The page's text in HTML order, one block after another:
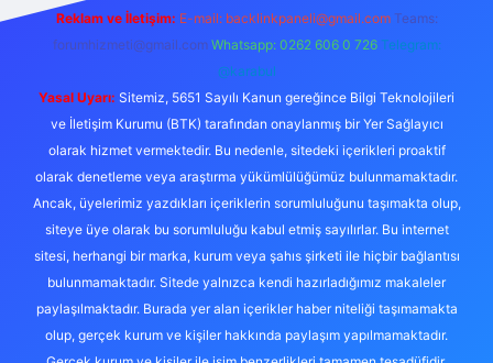
Reklam ve İletişim: E-mail: backlinkpaneli@gmail.com Teams:
forumhizmeti@gmail.com Whatsapp: 0262 606 0 726 Telegram:
@karabul
Yasal Uyarı: Sitemiz, 5651 Sayılı Kanun gereğince Bilgi Teknolojileri
ve İletişim Kurumu (BTK) tarafından onaylanmış bir Yer Sağlayıcı
olarak hizmet vermektedir. Bu nedenle, sitedeki içerikleri proaktif
olarak denetleme veya araştırma yükümlülüğümüz bulunmamaktadır.
Ancak, üyelerimiz yazdıkları içeriklerin sorumluluğunu taşımakta olup,
siteye üye olarak bu sorumluluğu kabul etmiş sayılırlar. Bu internet
sitesi, herhangi bir marka, kurum veya şahıs şirketi ile hiçbir bağlantısı
bulunmamaktadır. Sitede yalnızca kendi hazırladığımız makaleler
paylaşılmaktadır. Burada yer alan içerikler haber niteliği taşımamakta
olup, gerçek kurum ve kişiler hakkında paylaşım yapılmamaktadır.